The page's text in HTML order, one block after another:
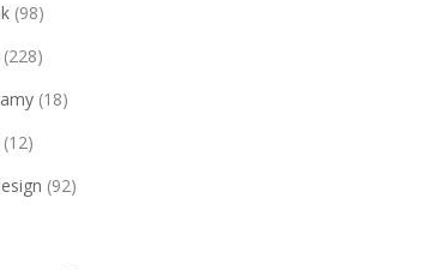
(98)
(18)
(92)